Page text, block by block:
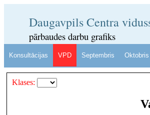
Daugavpils Centra
pārbaudes darbu grafiks
Konsultācijas VPD Septembris Oktobris
Klases: